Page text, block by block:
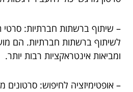
– שיתוף ברשתות חברתיות: סרטי
לשיתוף ברשתות חברתיות. הם
ומביאות אינטראקציות רבות יותר.
– אופטימיזציה לחיפוש: סרטונים